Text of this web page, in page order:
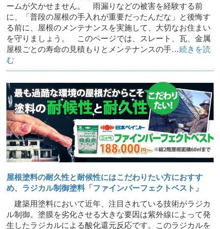
ームが欠かせません。 雨漏りなどの被害を経験する前
に、「普段の屋根の手入れが重要だったんだな」と後悔す
る前に、屋根のメンテナンスを実施して、大切なお住まい
を守りましょう。 このページでは、スレート、瓦、金属
屋根ごとの寿命の見積もりとメンテナンスの手…続きを読
む
屋根塗料の耐久性と耐候性にはこだわりたい方におすす
め、ラジカル制御塗料「ファインパーフェクトベスト」
建築用塗料において近年、注目されている技術がラジカ
ル制御。塗膜を劣化させる大きな要因は紫外線によって発
生したラジカルによる酸化還元反応です。このラジカルを